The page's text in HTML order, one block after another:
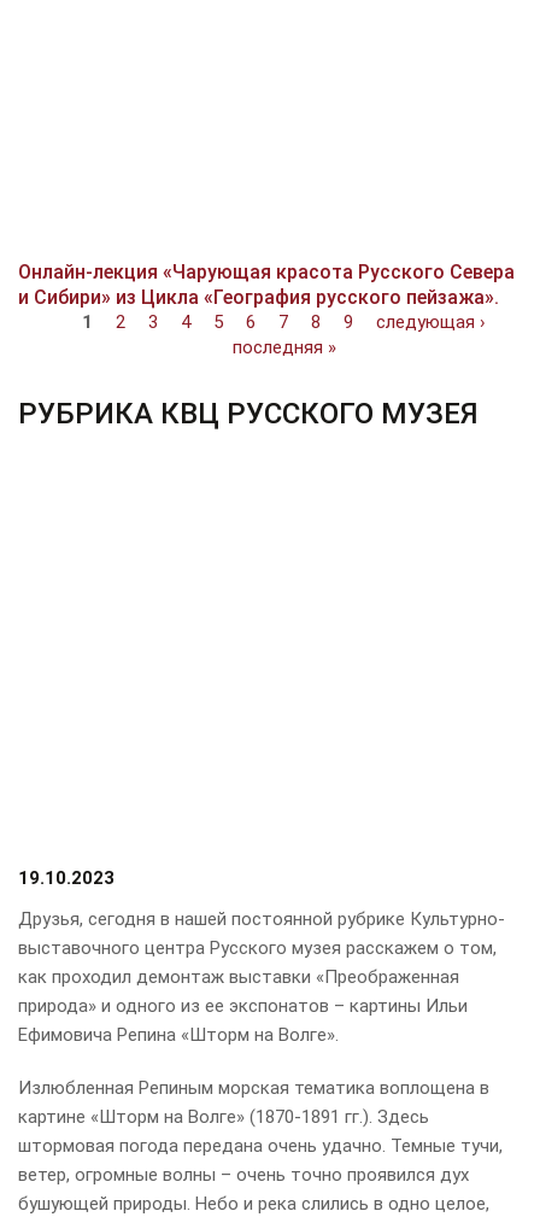
Онлайн-лекция «Чарующая красота Русского Севера
и Сибири» из Цикла «География русского пейзажа».
Страницы
1 2 3 4 5 6 7 8 9
следующая ›
последняя »
РУБРИКА КВЦ РУССКОГО МУЗЕЯ
19.10.2023
Друзья, сегодня в нашей постоянной рубрике Культурно-
выставочного центра Русского музея расскажем о том,
как проходил демонтаж выставки «Преображенная
природа» и одного из ее экспонатов – картины Ильи
Ефимовича Репина «Шторм на Волге».
Излюбленная Репиным морская тематика воплощена в
картине «Шторм на Волге» (1870-1891 гг.). Здесь
штормовая погода передана очень удачно. Темные тучи,
ветер, огромные волны – очень точно проявился дух
бушующей природы. Небо и река слились в одно целое,